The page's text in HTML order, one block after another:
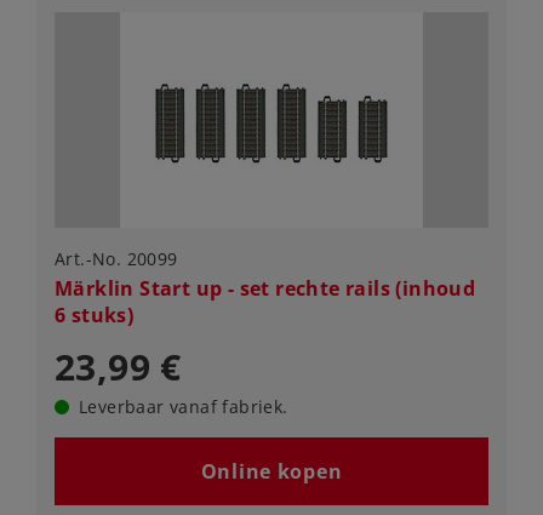
Art.-No. 20099
Märklin Start up - set rechte rails (inhoud
6 stuks)
23,99 €
Leverbaar vanaf fabriek.
Online kopen